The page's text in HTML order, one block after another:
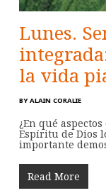
Lunes.
la vida
BY ALAIN CORALIE
¿En qué
Espíritu de Dios
importante
Read More